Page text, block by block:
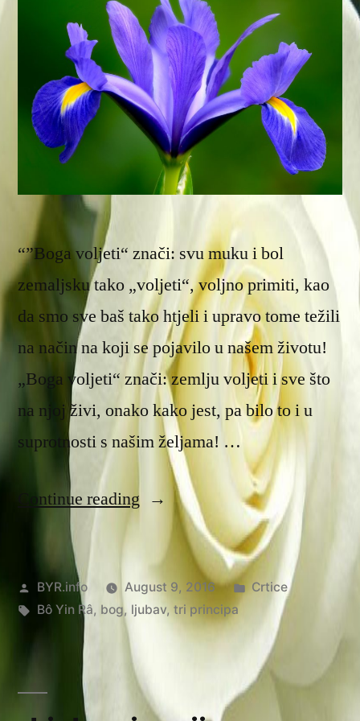
“”Boga voljeti“ znači: svu muku i bol
zemaljsku tako „voljeti“, voljno primiti, kao
da smo sve baš tako htjeli i upravo tome težili
na način na koji se pojavilo u našem životu!
„Boga voljeti“ znači: zemlju voljeti i sve što
na njoj živi, onako kako jest, pa bilo to i u
suprotnosti s našim željama! …
Continue reading “Tri
principa”
Posted
by
BYR.info August 9, 2016
Posted
Crtice
Tags:
Bô Yin Râ, bog, ljubav, tri principa